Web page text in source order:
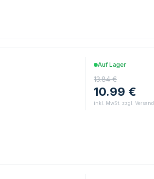
Auf Lager
13.84 €
10.99 €
inkl. MwSt. zzgl. Versand